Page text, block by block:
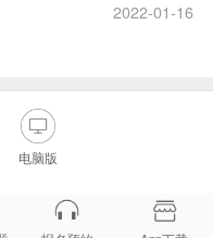
2022-01-16
电脑版